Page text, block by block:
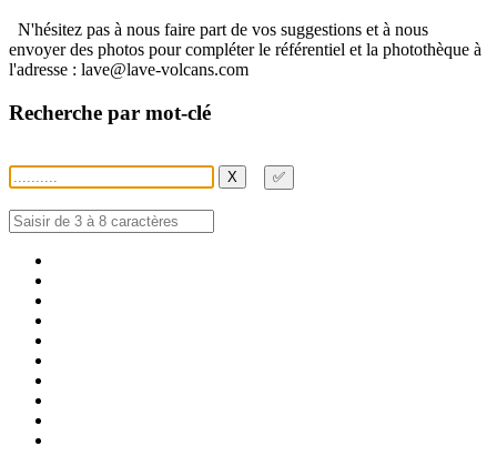
N'hésitez pas à nous faire part de vos suggestions et à nous
envoyer des photos pour compléter le référentiel et la photothèque à
l'adresse : lave@lave-volcans.com
Recherche par mot-clé
X ✅